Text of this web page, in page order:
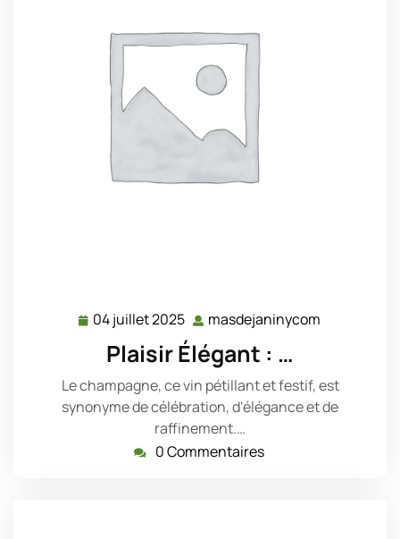
04 juillet 2025 04
juillet
2025
masdejaninycom
Plaisir Élégant : …
Le champagne, ce vin pétillant et festif, est
synonyme de célébration, d'élégance et de
raffinement.…
0 Commentaires